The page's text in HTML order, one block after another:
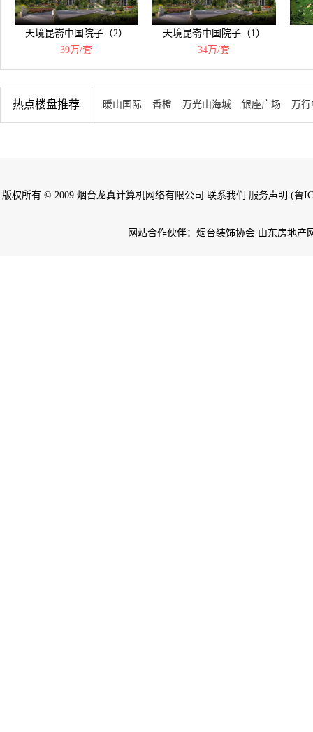
天境昆嵛中国院子（2）
39万/套
天境昆嵛中国院子（1）
34万/套
热点楼盘推荐 暖山国际 香橙 万光山海城 银座广场 万
版权所有 © 2009 烟台龙真计算机网络有限公司 联系我们 服务声明 (鲁
网站合作伙伴：烟台装饰协会 山东房地